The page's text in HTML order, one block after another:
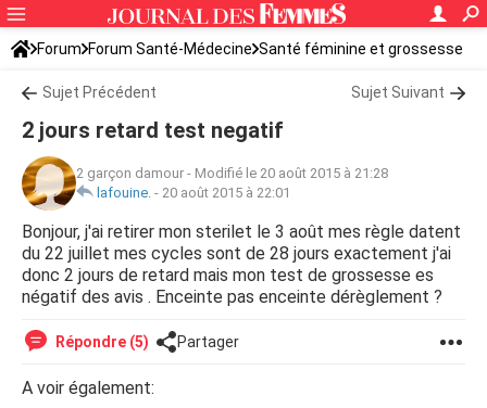
Forum Forum Santé-Médecine Santé féminine et grossesse
Tomber enceinte
Sujet Précédent Sujet Suivant
2 jours retard test negatif
2 garçon damour - Modifié le 20 août 2015 à 21:28
lafouine. - 20 août 2015 à 22:01
Bonjour, j'ai retirer mon sterilet le 3 août mes règle datent
du 22 juillet mes cycles sont de 28 jours exactement j'ai
donc 2 jours de retard mais mon test de grossesse es
négatif des avis . Enceinte pas enceinte dérèglement ?
Répondre (5) Partager
A voir également: